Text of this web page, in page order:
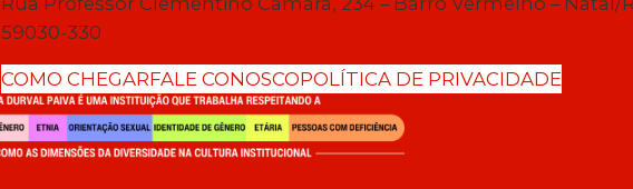
59030-330
COMO CHEGARFALE CONOSCOPOLÍTICA DE PRIVACIDADE